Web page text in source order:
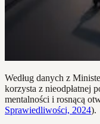
Według danych z
korzysta z nieodpłatnej
mentalności i rosnącą
Sprawiedliwości, 2024).